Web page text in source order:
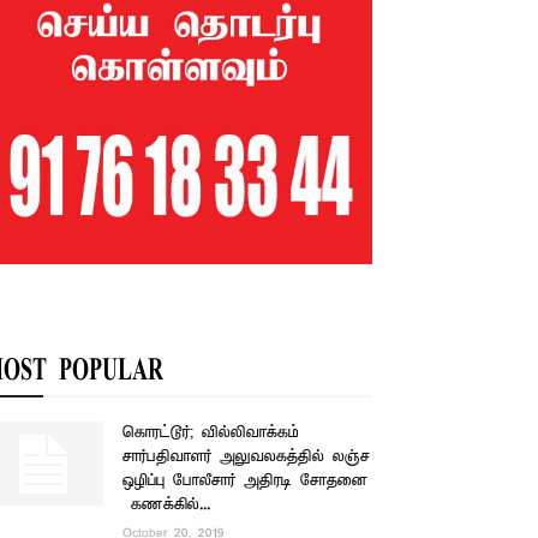
POPULAR
கொரட்டூர்; வில்லிவாக்கம்
சார்பதிவாளர் அலுவலகத்தில் லஞ்ச
ஒழிப்பு போலீசார் அதிரடி சோதனை
– கணக்கில்...
October 20, 2019